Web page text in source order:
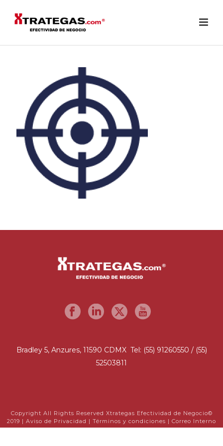
Bradley 5, Anzures, 11590 CDMX Tel: (55) 91260550 / (55)
52503811
Copyright All Rights Reserved Xtrategas Efectividad de Negocio©
2019 | Aviso de Privacidad | Términos y condiciones | Correo Interno